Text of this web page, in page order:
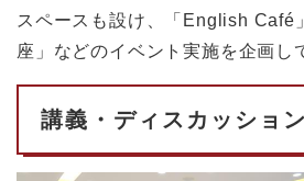
スペースも設け、「English Café
座」などのイベント実施を企画し
講義・ディスカッショ